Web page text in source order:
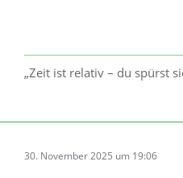
„Zeit ist relativ – du spürst
30. November 2025 um 19:06